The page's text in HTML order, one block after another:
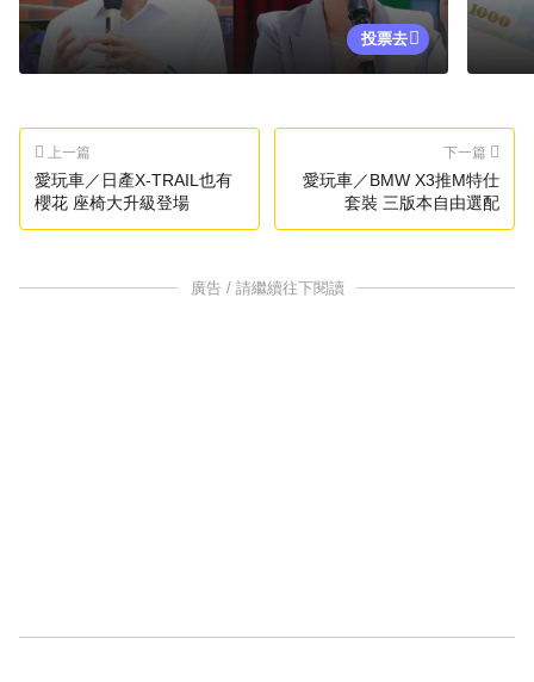
投票去
上一篇
愛玩車／日產X-TRAIL也有
櫻花 座椅大升級登場
下一篇
愛玩車／BMW X3推M特仕
套裝 三版本自由選配
廣告 / 請繼續往下閱讀